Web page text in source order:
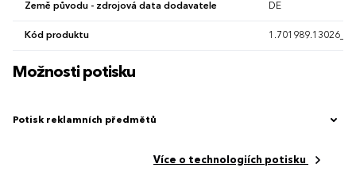
Země původu - zdrojová data dodavatele DE
Kód produktu
Možnosti potisku
Potisk reklamních předmětů
Více o technologiích potisku